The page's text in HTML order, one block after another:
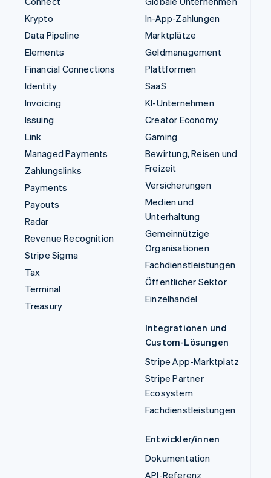
Krypto
Data Pipeline
Elements
Financial Connections
Identity
Invoicing
Issuing
Link
Managed Payments
Zahlungslinks
Payments
Payouts
Radar
Revenue Recognition
Stripe Sigma
Tax
Terminal
Treasury
In-App-Zahlungen
Marktplätze
Geldmanagement
Plattformen
SaaS
KI-Unternehmen
Creator Economy
Gaming
Bewirtung, Reisen und
Freizeit
Versicherungen
Medien und
Unterhaltung
Gemeinnützige
Organisationen
Fachdienstleistungen
Öffentlicher Sektor
Einzelhandel
Integrationen und
Custom-Lösungen
Stripe App-Marktplatz
Stripe Partner
Ecosystem
Fachdienstleistungen
Entwickler/innen
Dokumentation
API-Referenz